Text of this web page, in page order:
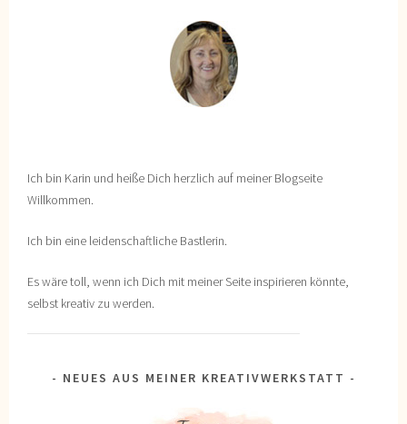
Ich bin Karin und heiße Dich herzlich auf meiner Blogseite
Willkommen.
Ich bin eine leidenschaftliche Bastlerin.
Es wäre toll, wenn ich Dich mit meiner Seite inspirieren könnte,
selbst kreativ zu werden.
NEUES AUS MEINER KREATIVWERKSTATT